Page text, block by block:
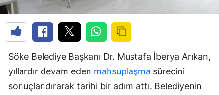
Söke Belediye Başkanı Dr. Mustafa İberya Arıkan,
yıllardır devam eden mahsuplaşma sürecini
sonuçlandırarak tarihi bir adım attı. Belediyenin